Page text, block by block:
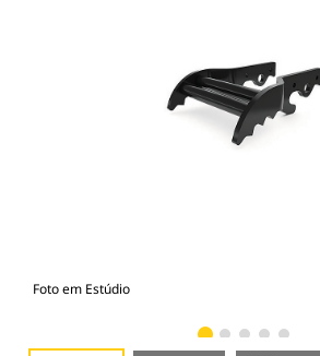
Foto em Estúdio